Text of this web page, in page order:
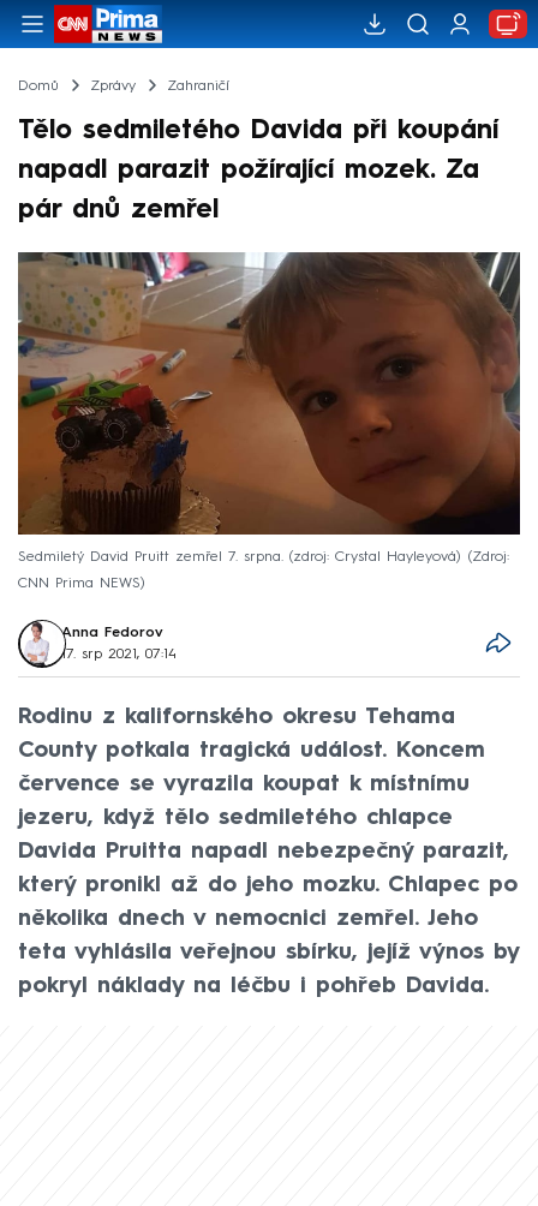
Domů Zprávy Zahraničí
Tělo sedmiletého Davida při koupání
napadl parazit požírající mozek. Za
pár dnů zemřel
Sedmiletý David Pruitt zemřel 7. srpna. (zdroj: Crystal Hayleyová)
Zdroj:
CNN Prima NEWS
Anna Fedorov
17. srp 2021, 07:14
Rodinu z kalifornského okresu Tehama
County potkala tragická událost. Koncem
července se vyrazila koupat k místnímu
jezeru, když tělo sedmiletého chlapce
Davida Pruitta napadl nebezpečný parazit,
který pronikl až do jeho mozku. Chlapec po
několika dnech v nemocnici zemřel. Jeho
teta vyhlásila veřejnou sbírku, jejíž výnos by
pokryl náklady na léčbu i pohřeb Davida.